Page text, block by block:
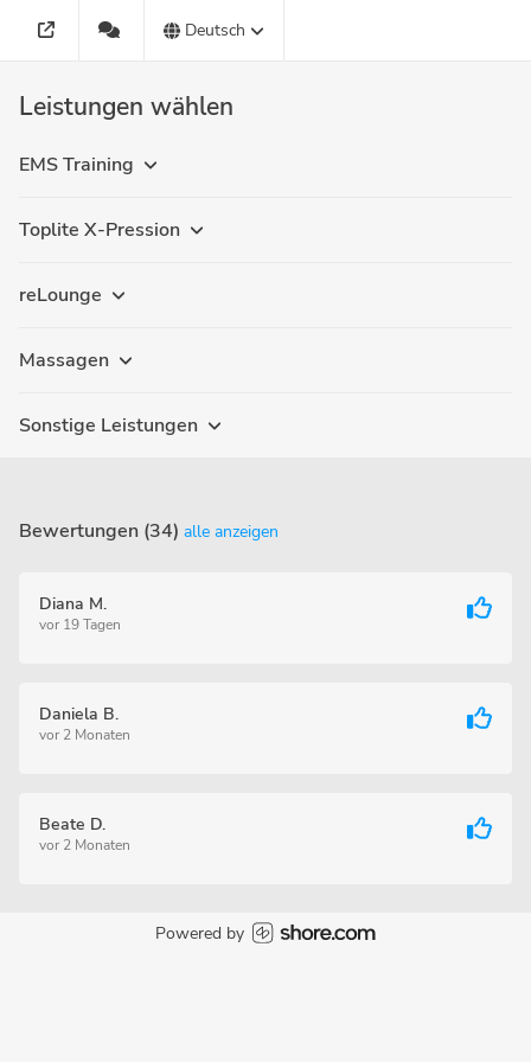
Deutsch
Leistungen wählen
EMS Training
Toplite X-Pression
reLounge
Massagen
Sonstige Leistungen
Bewertungen (34) alle anzeigen
Diana M.
vor 19 Tagen
Daniela B.
vor 2 Monaten
Beate D.
vor 2 Monaten
Powered by